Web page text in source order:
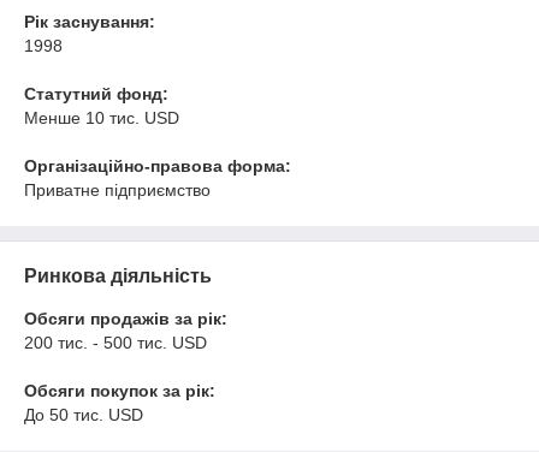
Рік заснування:
1998
Статутний фонд:
Менше 10 тис. USD
Організаційно-правова форма:
Приватне підприємство
Ринкова діяльність
Обсяги продажів за рік:
200 тис. - 500 тис. USD
Обсяги покупок за рік:
До 50 тис. USD